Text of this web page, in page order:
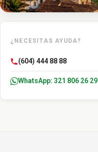
¿NECESITAS AYUDA?
(604) 444 88 88
WhatsApp: 321 806 26 29